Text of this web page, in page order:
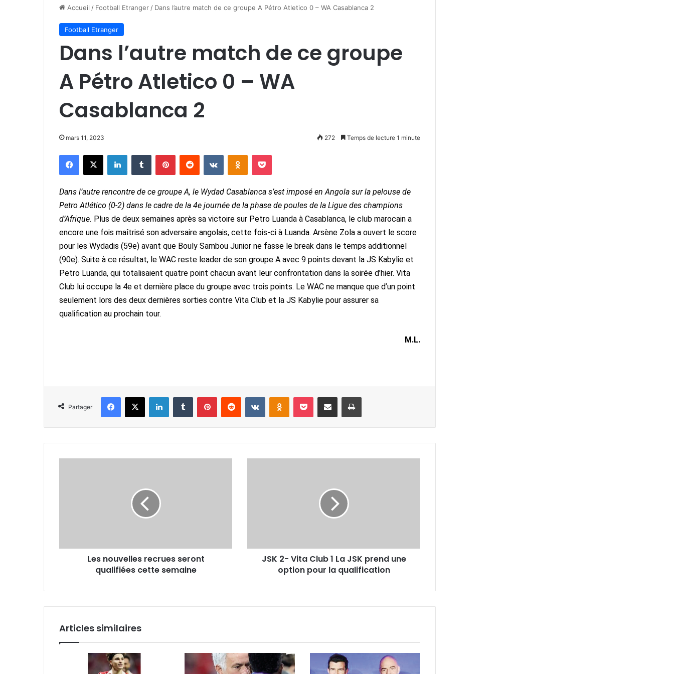
Accueil / Football Etranger / Dans l’autre match de ce groupe A Pétro Atletico 0 – WA Casablanca 2
Football Etranger
Dans l’autre match de ce groupe
A Pétro Atletico 0 – WA
Casablanca 2
mars 11, 2023 272 Temps de lecture 1 minute
Facebook
X LinkedinTumblr PinterestReddit VKontakteOdnoklassniki
Pocket
Dans l’autre rencontre de ce groupe A, le Wydad Casablanca s’est imposé en Angola sur la pelouse de
Petro Atlético (0-2) dans le cadre de la 4e journée de la phase de poules de la Ligue des champions
d’Afrique. Plus de deux semaines après sa victoire sur Petro Luanda à Casablanca, le club marocain a
encore une fois maîtrisé son adversaire angolais, cette fois-ci à Luanda. Arsène Zola a ouvert le score
pour les Wydadis (59e) avant que Bouly Sambou Junior ne fasse le break dans le temps additionnel
(90e). Suite à ce résultat, le WAC reste leader de son groupe A avec 9 points devant la JS Kabylie et
Petro Luanda, qui totalisaient quatre point chacun avant leur confrontation dans la soirée d’hier. Vita
Club lui occupe la 4e et dernière place du groupe avec trois points. Le WAC ne manque que d’un point
seulement lors des deux dernières sorties contre Vita Club et la JS Kabylie pour assurer sa
qualification au prochain tour.
M.L.
Partager
Facebook
X LinkedinTumblr PinterestReddit VKontakteOdnoklassniki
Pocket Partager par email Imprimer
Les nouvelles recrues seront
qualifiées cette semaine
une
option
qualification
JSK 2- Vita Club 1 La JSK prend une
option pour la qualification
Articles similaires